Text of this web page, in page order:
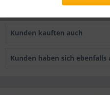
Folgende Infos zum
Kunden kauften auch
Kunden haben sich ebenfalls